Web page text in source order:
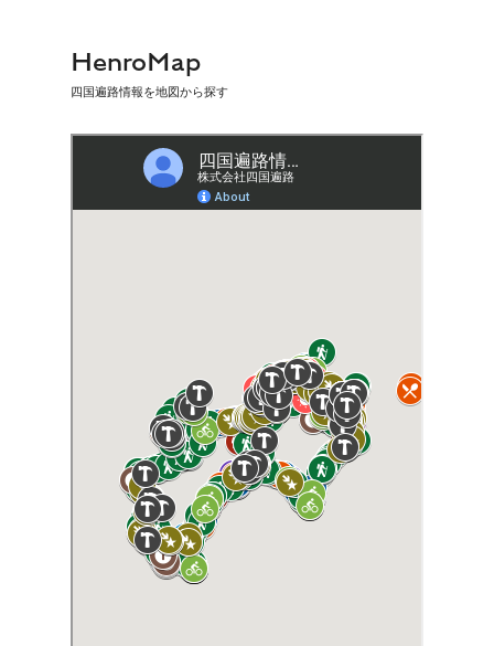
HenroMap
四国遍路情報を地図から探す